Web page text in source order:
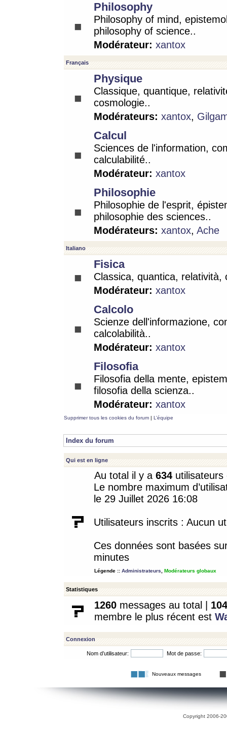
Philosophy
Philosophy of mind,
philosophy of science..
Modérateur: xantox
Français
Physique
Classique, quantique,
cosmologie..
Modérateurs: xantox,
Calcul
Sciences de l'information,
calculabilité..
Modérateur: xantox
Philosophie
Philosophie de l'esprit,
philosophie des sciences..
Modérateurs: xantox, Ache
Italiano
Fisica
Classica, quantica, relatività,
Modérateur: xantox
Calcolo
Scienze dell'informazione,
calcolabilità..
Modérateur: xantox
Filosofia
Filosofia della mente,
filosofia della scienza..
Modérateur: xantox
Supprimer tous les cookies du forum | L’équipe
Index du forum
Qui est en ligne
Au total il y a 634
Le nombre maximum
le 29 Juillet 2026 16:08
Utilisateurs inscrits : Aucun
Ces données sont basées
minutes
Légende :: Administrateurs Modérateurs globaux
Statistiques
1260 messages au total | 104
membre le plus récent est
Connexion
Nom d’utilisateur: Mot de passe:
Nouveaux messages
Copyright 2006-